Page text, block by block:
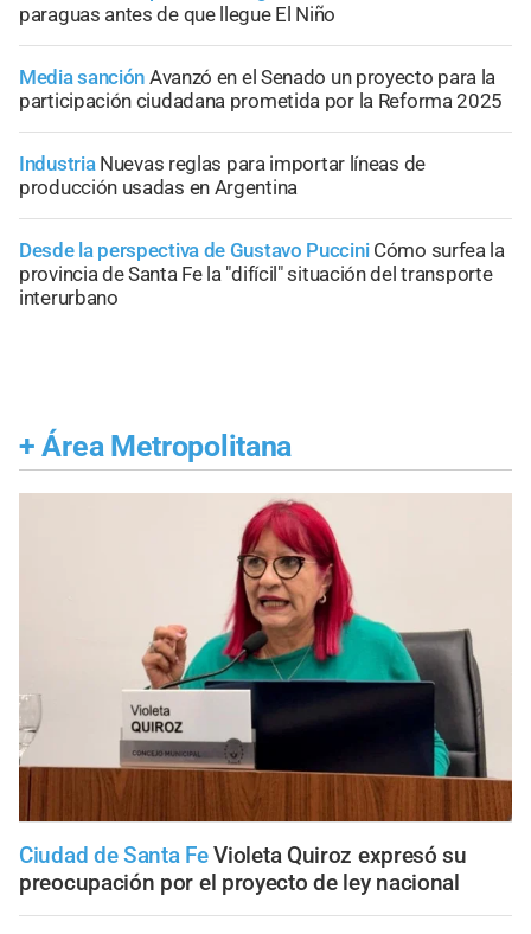
paraguas antes de que llegue El Niño
Media sanción Avanzó en el Senado un proyecto para la
participación ciudadana prometida por la Reforma 2025
Industria Nuevas reglas para importar líneas de
producción usadas en Argentina
Desde la perspectiva de Gustavo Puccini Cómo surfea la
provincia de Santa Fe la "difícil" situación del transporte
interurbano
+ Área Metropolitana
Ciudad de Santa Fe Violeta Quiroz expresó su
preocupación por el proyecto de ley nacional